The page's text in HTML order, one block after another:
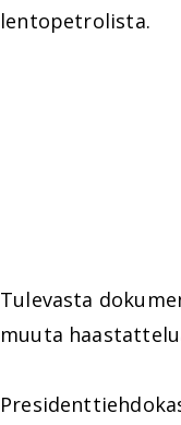
lentopetrolista.
Tulevasta
muuta